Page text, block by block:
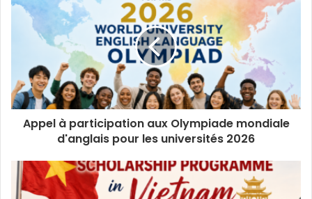
Appel à participation aux Olympiade mondiale
d'anglais pour les universités 2026